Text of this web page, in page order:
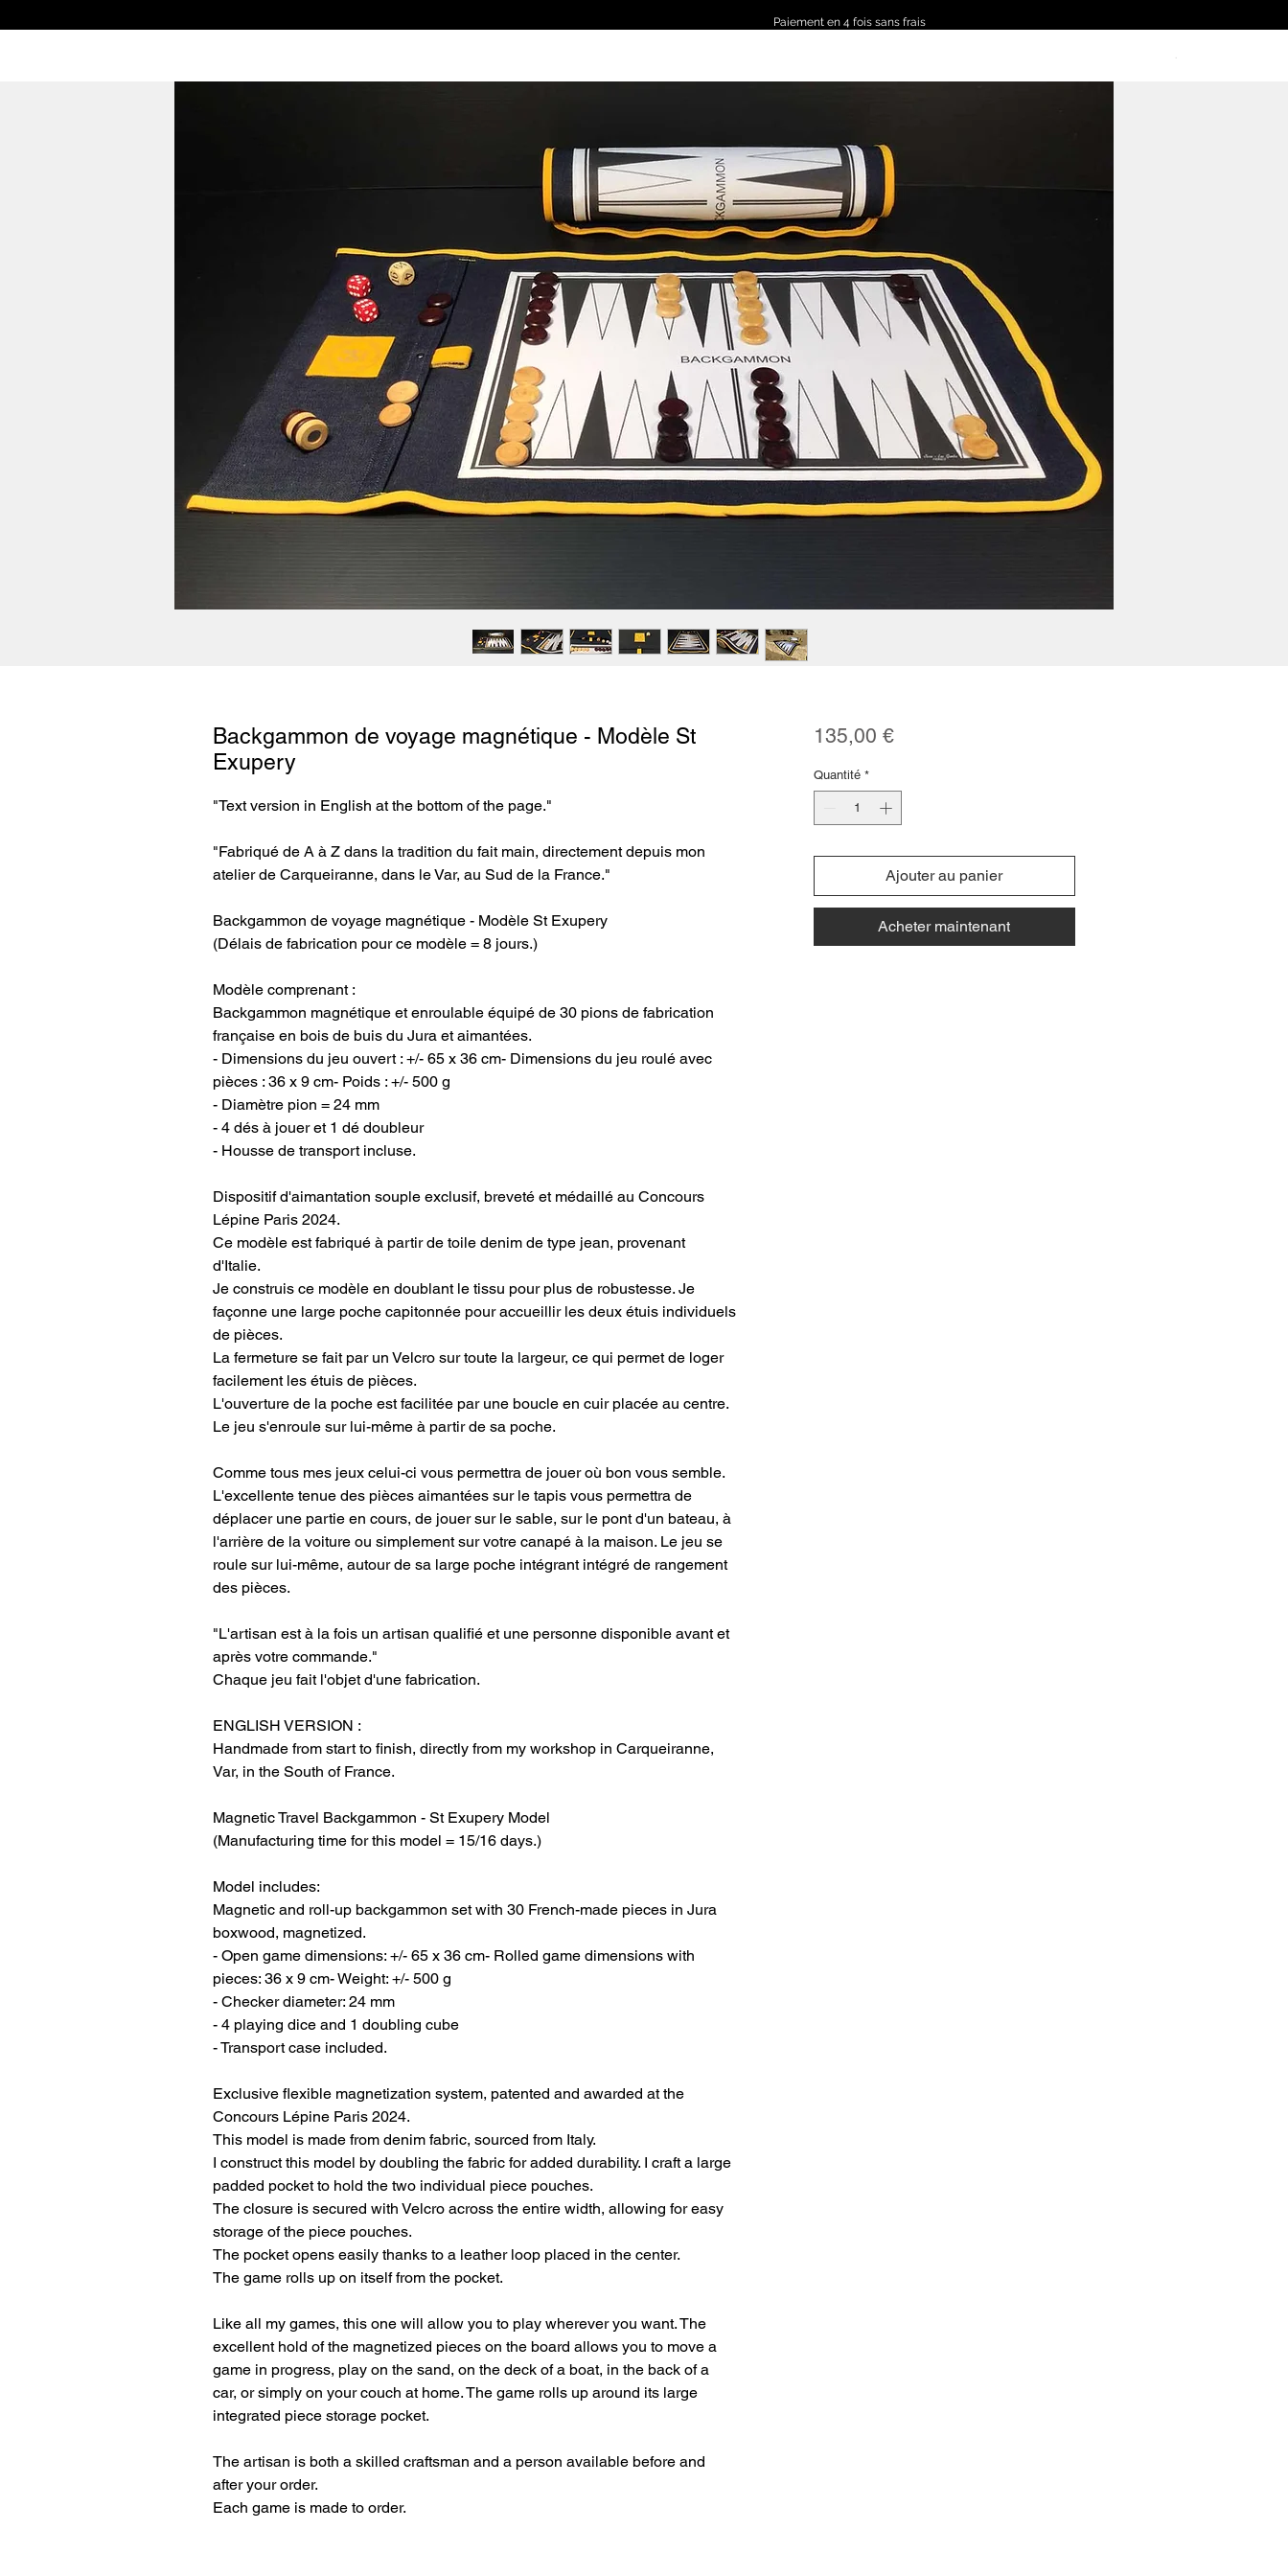
Paiement en 4 fois sans frais
Backgammon de voyage magnétique - Modèle St
Exupery
"Text version in English at the bottom of the page."
"Fabriqué de A à Z dans la tradition du fait main, directement depuis mon
atelier de Carqueiranne, dans le Var, au Sud de la France."
Backgammon de voyage magnétique - Modèle St Exupery
(Délais de fabrication pour ce modèle = 8 jours.)
Modèle comprenant :
Backgammon magnétique et enroulable équipé de 30 pions de fabrication
française en bois de buis du Jura et aimantées.
- Dimensions du jeu ouvert : +/- 65 x 36 cm- Dimensions du jeu roulé avec
pièces : 36 x 9 cm- Poids : +/- 500 g
- Diamètre pion = 24 mm
- 4 dés à jouer et 1 dé doubleur
- Housse de transport incluse.
Dispositif d'aimantation souple exclusif, breveté et médaillé au Concours
Lépine Paris 2024.
Ce modèle est fabriqué à partir de toile denim de type jean, provenant
d'Italie.
Je construis ce modèle en doublant le tissu pour plus de robustesse. Je
façonne une large poche capitonnée pour accueillir les deux étuis individuels
de pièces.
La fermeture se fait par un Velcro sur toute la largeur, ce qui permet de loger
facilement les étuis de pièces.
L'ouverture de la poche est facilitée par une boucle en cuir placée au centre.
Le jeu s'enroule sur lui-même à partir de sa poche.
Comme tous mes jeux celui-ci vous permettra de jouer où bon vous semble.
L'excellente tenue des pièces aimantées sur le tapis vous permettra de
déplacer une partie en cours, de jouer sur le sable, sur le pont d'un bateau, à
l'arrière de la voiture ou simplement sur votre canapé à la maison. Le jeu se
roule sur lui-même, autour de sa large poche intégrant intégré de rangement
des pièces.
"L'artisan est à la fois un artisan qualifié et une personne disponible avant et
après votre commande."
Chaque jeu fait l'objet d'une fabrication.
ENGLISH VERSION :
Handmade from start to finish, directly from my workshop in Carqueiranne,
Var, in the South of France.
Magnetic Travel Backgammon - St Exupery Model
(Manufacturing time for this model = 15/16 days.)
Model includes:
Magnetic and roll-up backgammon set with 30 French-made pieces in Jura
boxwood, magnetized.
- Open game dimensions: +/- 65 x 36 cm- Rolled game dimensions with
pieces: 36 x 9 cm- Weight: +/- 500 g
- Checker diameter: 24 mm
- 4 playing dice and 1 doubling cube
- Transport case included.
Exclusive flexible magnetization system, patented and awarded at the
Concours Lépine Paris 2024.
This model is made from denim fabric, sourced from Italy.
I construct this model by doubling the fabric for added durability. I craft a large
padded pocket to hold the two individual piece pouches.
The closure is secured with Velcro across the entire width, allowing for easy
storage of the piece pouches.
The pocket opens easily thanks to a leather loop placed in the center.
The game rolls up on itself from the pocket.
Like all my games, this one will allow you to play wherever you want. The
excellent hold of the magnetized pieces on the board allows you to move a
game in progress, play on the sand, on the deck of a boat, in the back of a
car, or simply on your couch at home. The game rolls up around its large
integrated piece storage pocket.
The artisan is both a skilled craftsman and a person available before and
after your order.
Each game is made to order.
135,00 €Prix
Quantité *
Ajouter au panier
Acheter maintenant